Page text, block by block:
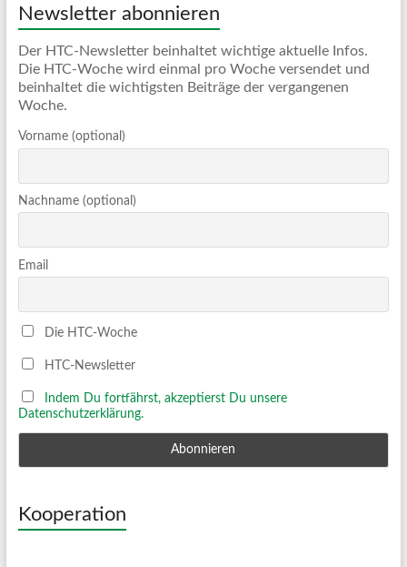
Newsletter abonnieren
Der HTC-Newsletter beinhaltet wichtige aktuelle Infos.
Die HTC-Woche wird einmal pro Woche versendet und
beinhaltet die wichtigsten Beiträge der vergangenen
Woche.
Vorname (optional)
Nachname (optional)
Email
Die HTC-Woche
HTC-Newsletter
Indem Du fortfährst, akzeptierst Du unsere
Datenschutzerklärung.
Kooperation